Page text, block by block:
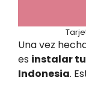
Una vez
es instalar tu
Indonesia.